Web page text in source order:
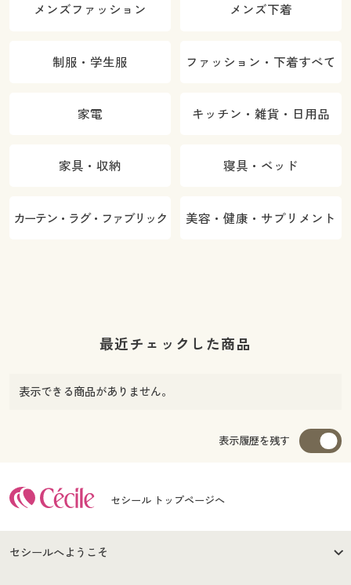
メンズファッション メンズ下着
制服・学生服 ファッション・下着すべて
家電 キッチン・雑貨・日用品
家具・収納 寝具・ベッド
カーテン・ラグ・ファブリック 美容・健康・サプリメント
最近チェックした商品
表示できる商品がありません。
表示履歴を残す
セシール トップページへ
セシールへようこそ